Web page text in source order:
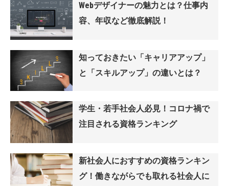
Webデザイナーの魅力とは？仕事内
容、年収など徹底解説！
知っておきたい「キャリアアップ」
と「スキルアップ」の違いとは？
学生・若手社会人必見！コロナ禍で
注目される資格ランキング
新社会人におすすめの資格ランキン
グ！働きながらでも取れる社会人に